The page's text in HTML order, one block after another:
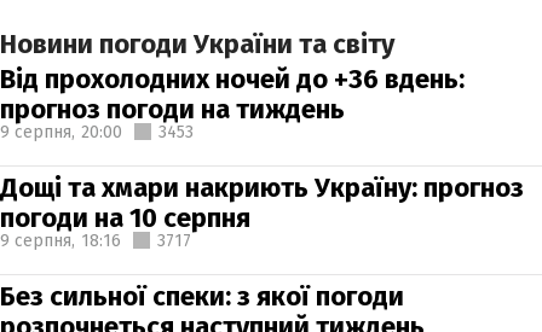
Новини погоди України та світу
Від прохолодних ночей до +36 вдень:
прогноз погоди на тиждень
9 серпня, 20:00 3453
Дощі та хмари накриють Україну: прогноз
погоди на 10 серпня
9 серпня, 18:16 3717
Без сильної спеки: з якої погоди